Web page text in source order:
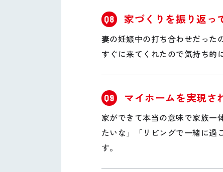
Q8 家づくりを振り返っ
妻の妊娠中の打ち合わせだった
すぐに来てくれたので気持ち的
Q9 マイホームを実現さ
家ができて本当の意味で家族一
たいな」「リビングで一緒に過
す。